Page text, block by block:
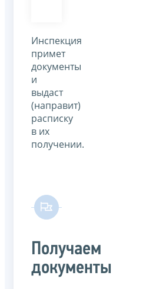
Инспекция
примет
документы
и
выдаст
(направит)
расписку
в их
получении.
Получаем
документы